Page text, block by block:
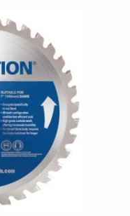
Toevoegen
aan
wenslijst